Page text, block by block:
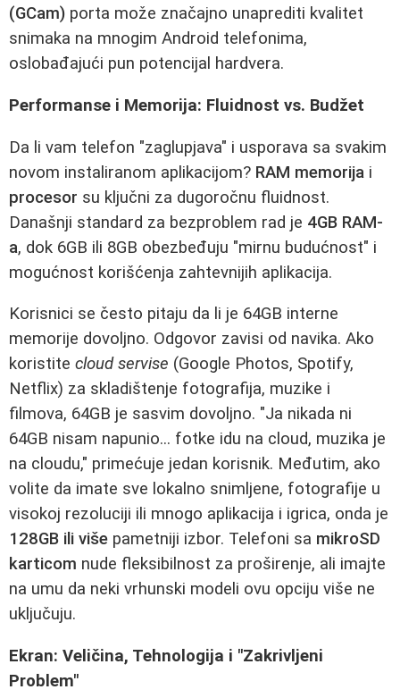
(GCam) porta može značajno unaprediti kvalitet
snimaka na mnogim Android telefonima,
oslobađajući pun potencijal hardvera.
Performanse i Memorija: Fluidnost vs. Budžet
Da li vam telefon "zaglupjava" i usporava sa svakim
novom instaliranom aplikacijom? RAM memorija i
procesor su ključni za dugoročnu fluidnost.
Današnji standard za bezproblem rad je 4GB RAM-
a, dok 6GB ili 8GB obezbeđuju "mirnu budućnost" i
mogućnost korišćenja zahtevnijih aplikacija.
Korisnici se često pitaju da li je 64GB interne
memorije dovoljno. Odgovor zavisi od navika. Ako
koristite cloud servise (Google Photos, Spotify,
Netflix) za skladištenje fotografija, muzike i
filmova, 64GB je sasvim dovoljno. "Ja nikada ni
64GB nisam napunio... fotke idu na cloud, muzika je
na cloudu," primećuje jedan korisnik. Međutim, ako
volite da imate sve lokalno snimljene, fotografije u
visokoj rezoluciji ili mnogo aplikacija i igrica, onda je
128GB ili više pametniji izbor. Telefoni sa mikroSD
karticom nude fleksibilnost za proširenje, ali imajte
na umu da neki vrhunski modeli ovu opciju više ne
uključuju.
Ekran: Veličina, Tehnologija i "Zakrivljeni
Problem"